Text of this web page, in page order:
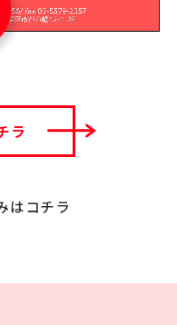
ラ
はコチラ